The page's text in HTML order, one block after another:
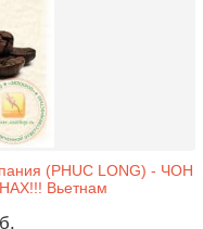
(PHUC LONG) - ЧОН
Вьетнам